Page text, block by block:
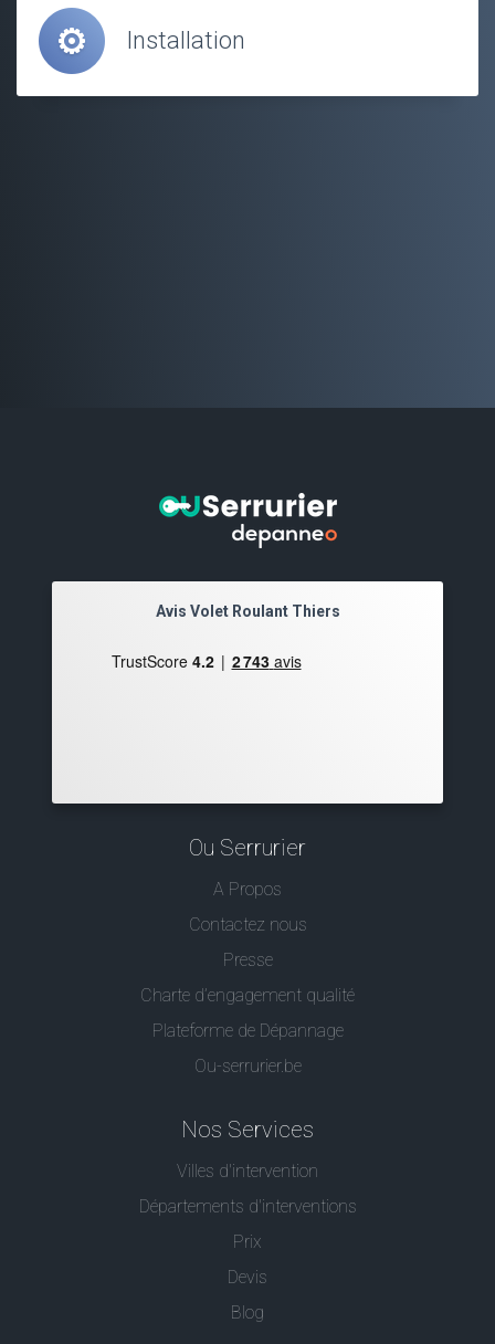
Installation
Avis Volet Roulant Thiers
Ou Serrurier
A Propos
Contactez nous
Presse
Charte d’engagement qualité
Plateforme de Dépannage
Ou-serrurier.be
Nos Services
Villes d'intervention
Départements d'interventions
Prix
Devis
Blog